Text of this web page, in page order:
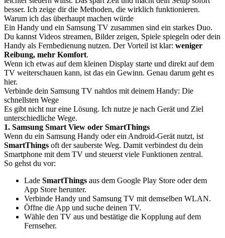
besser. Ich zeige dir die Methoden, die wirklich funktionieren.
Warum ich das überhaupt machen würde
Ein Handy und ein Samsung TV zusammen sind ein starkes Duo.
Du kannst Videos streamen, Bilder zeigen, Spiele spiegeln oder dein
Handy als Fernbedienung nutzen. Der Vorteil ist klar: weniger
Reibung, mehr Komfort.
Wenn ich etwas auf dem kleinen Display starte und direkt auf dem
TV weiterschauen kann, ist das ein Gewinn. Genau darum geht es
hier.
Verbinde dein Samsung TV nahtlos mit deinem Handy: Die
schnellsten Wege
Es gibt nicht nur eine Lösung. Ich nutze je nach Gerät und Ziel
unterschiedliche Wege.
1. Samsung Smart View oder SmartThings
Wenn du ein Samsung Handy oder ein Android-Gerät nutzt, ist
SmartThings oft der sauberste Weg. Damit verbindest du dein
Smartphone mit dem TV und steuerst viele Funktionen zentral.
So gehst du vor:
Lade SmartThings aus dem Google Play Store oder dem
App Store herunter.
Verbinde Handy und Samsung TV mit demselben WLAN.
Öffne die App und suche deinen TV.
Wähle den TV aus und bestätige die Kopplung auf dem
Fernseher.